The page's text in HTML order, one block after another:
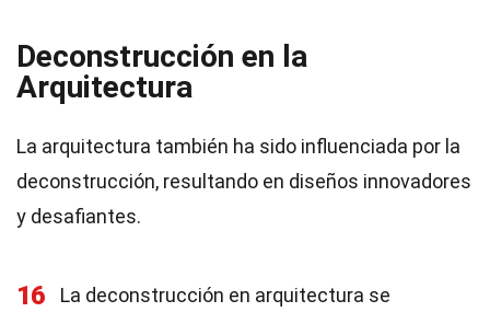
Deconstrucción en la
Arquitectura
La arquitectura también ha sido influenciada por la
deconstrucción, resultando en diseños innovadores
y desafiantes.
16
La deconstrucción en arquitectura se